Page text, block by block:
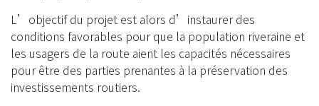
L’objectif du projet est alors d’instaurer des
conditions favorables pour que la population riveraine et
les usagers de la route aient les capacités nécessaires
pour être des parties prenantes à la préservation des
investissements routiers.